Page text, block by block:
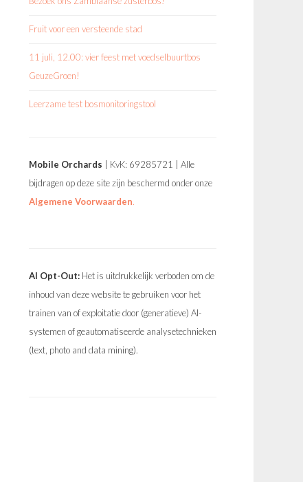
Fruit voor een versteende stad
11 juli, 12.00: vier feest met voedselbuurtbos
GeuzeGroen!
Leerzame test bosmonitoringstool
Mobile Orchards | KvK: 69285721 | Alle
bijdragen op deze site zijn beschermd onder onze
Algemene Voorwaarden.
AI Opt-Out: Het is uitdrukkelijk verboden om de
inhoud van deze website te gebruiken voor het
trainen van of exploitatie door (generatieve) AI-
systemen of geautomatiseerde analysetechnieken
(text, photo and data mining).